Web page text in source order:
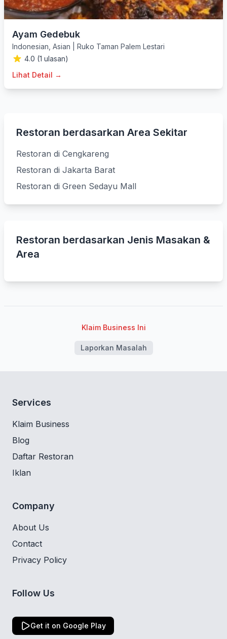
Ayam Gedebuk
Indonesian Asian
Ruko Taman Palem Lestari
4.0 (1 ulasan)
Lihat Detail →
Restoran berdasarkan Area Sekitar
Restoran di Cengkareng
Restoran di Jakarta Barat
Restoran di Green Sedayu Mall
Restoran berdasarkan Jenis Masakan &
Area
Klaim Business Ini
Laporkan Masalah
Services
Klaim Business
Blog
Daftar Restoran
Iklan
Company
About Us
Contact
Privacy Policy
Follow Us
Get it on Google Play